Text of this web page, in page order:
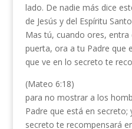
lado. De nadie más dice
de Jesús y del Espíritu
Mas tú, cuando ores,
puerta, ora a tu Padre que
que ve en lo secreto te
(Mateo 6:18)
para no mostrar a los
Padre que está en secreto;
secreto te recompensará